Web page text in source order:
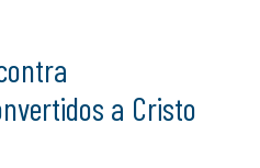
a Cristo